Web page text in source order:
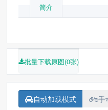
简介
批量下载原图(0张)
自动加载模式 手